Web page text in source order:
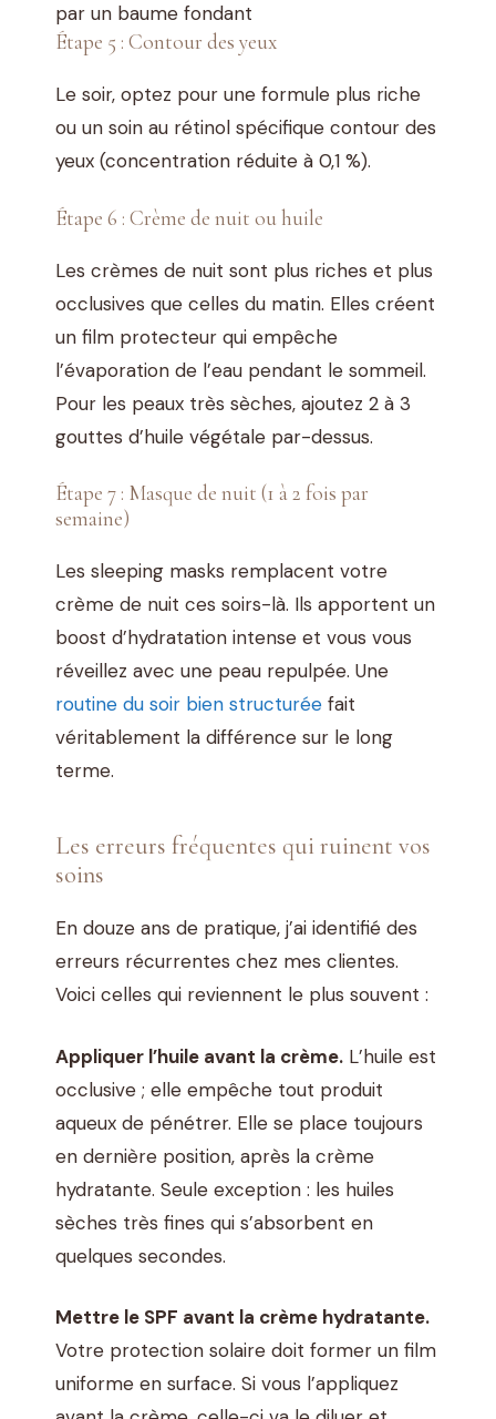
par un baume fondant
Étape 5 : Contour des yeux
Le soir, optez pour une formule plus riche
ou un soin au rétinol spécifique contour des
yeux (concentration réduite à 0,1 %).
Étape 6 : Crème de nuit ou huile
Les crèmes de nuit sont plus riches et plus
occlusives que celles du matin. Elles créent
un film protecteur qui empêche
l’évaporation de l’eau pendant le sommeil.
Pour les peaux très sèches, ajoutez 2 à 3
gouttes d’huile végétale par-dessus.
Étape 7 : Masque de nuit (1 à 2 fois par
semaine)
Les sleeping masks remplacent votre
crème de nuit ces soirs-là. Ils apportent un
boost d’hydratation intense et vous vous
réveillez avec une peau repulpée. Une
routine du soir bien structurée fait
véritablement la différence sur le long
terme.
Les erreurs fréquentes qui ruinent vos
soins
En douze ans de pratique, j’ai identifié des
erreurs récurrentes chez mes clientes.
Voici celles qui reviennent le plus souvent :
Appliquer l’huile avant la crème. L’huile est
occlusive ; elle empêche tout produit
aqueux de pénétrer. Elle se place toujours
en dernière position, après la crème
hydratante. Seule exception : les huiles
sèches très fines qui s’absorbent en
quelques secondes.
Mettre le SPF avant la crème hydratante.
Votre protection solaire doit former un film
uniforme en surface. Si vous l’appliquez